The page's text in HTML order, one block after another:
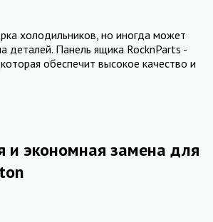
холодильников, но иногда может
деталей. Панель ящика RocknParts -
обеспечит высокое качество и
и экономная замена для